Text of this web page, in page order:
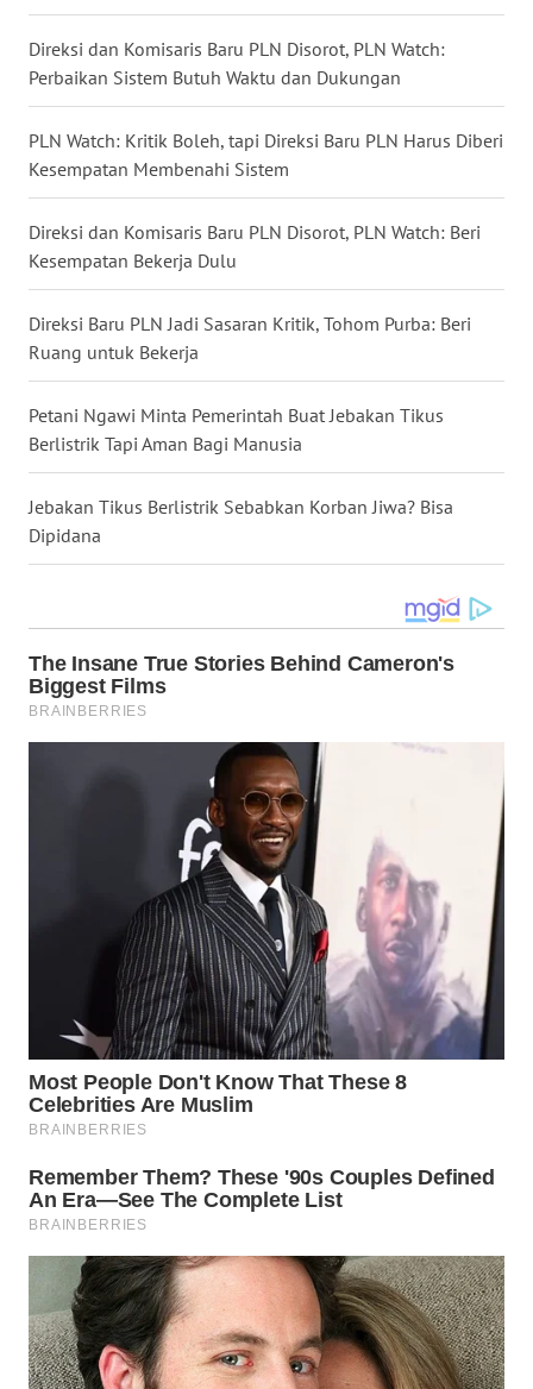
Direksi dan Komisaris Baru PLN Disorot, PLN Watch:
Perbaikan Sistem Butuh Waktu dan Dukungan
PLN Watch: Kritik Boleh, tapi Direksi Baru PLN Harus Diberi
Kesempatan Membenahi Sistem
Direksi dan Komisaris Baru PLN Disorot, PLN Watch: Beri
Kesempatan Bekerja Dulu
Direksi Baru PLN Jadi Sasaran Kritik, Tohom Purba: Beri
Ruang untuk Bekerja
Petani Ngawi Minta Pemerintah Buat Jebakan Tikus
Berlistrik Tapi Aman Bagi Manusia
Jebakan Tikus Berlistrik Sebabkan Korban Jiwa? Bisa
Dipidana
NATUNA
WN
BINTAN
WN
MANDALIKA
WN
LIKUPANG
WN
Wahana
NEWS
WAHANA
INFRASTRUKTUR
WAHANA
KONSUMEN
WAHANA
LISTRIK
WAHANA
TRAVEL
WAHANA
TV
WAHANANEWS
ID